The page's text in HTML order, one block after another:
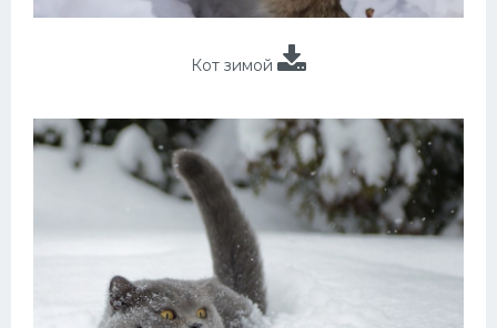
Кот зимой